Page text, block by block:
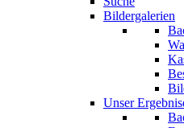
Bildergalerien
Unser